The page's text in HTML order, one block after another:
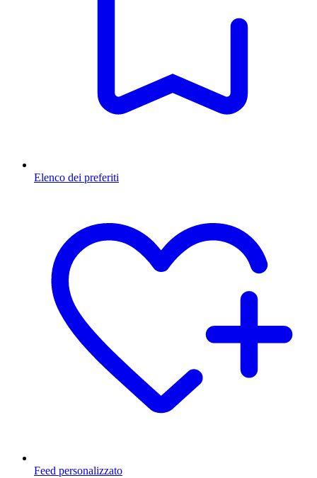
Elenco dei preferiti
Feed personalizzato